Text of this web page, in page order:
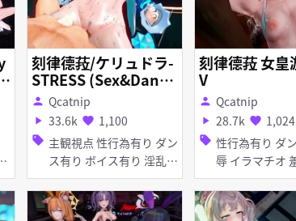
刻律德菈/ケリュドラ-
STRESS (Sex&Danc
e)
person Qcatnip
play_arrow 33.6k favorite 1,100
sell 主観視点 性行為有り ダン
ス有り ボイス有り 淫乱
淫紋 貧乳 バニーガール
アヘ顔 お漏らし・潮吹き
刻律德菈 女皇游戏 HM
V
person Qcatnip
play_arrow 28.7k favorite 1,024
sell 性行為有り ダンス無し 陵
辱 イラマチオ 羞恥 フェ
ラ 輪姦 脇コキ